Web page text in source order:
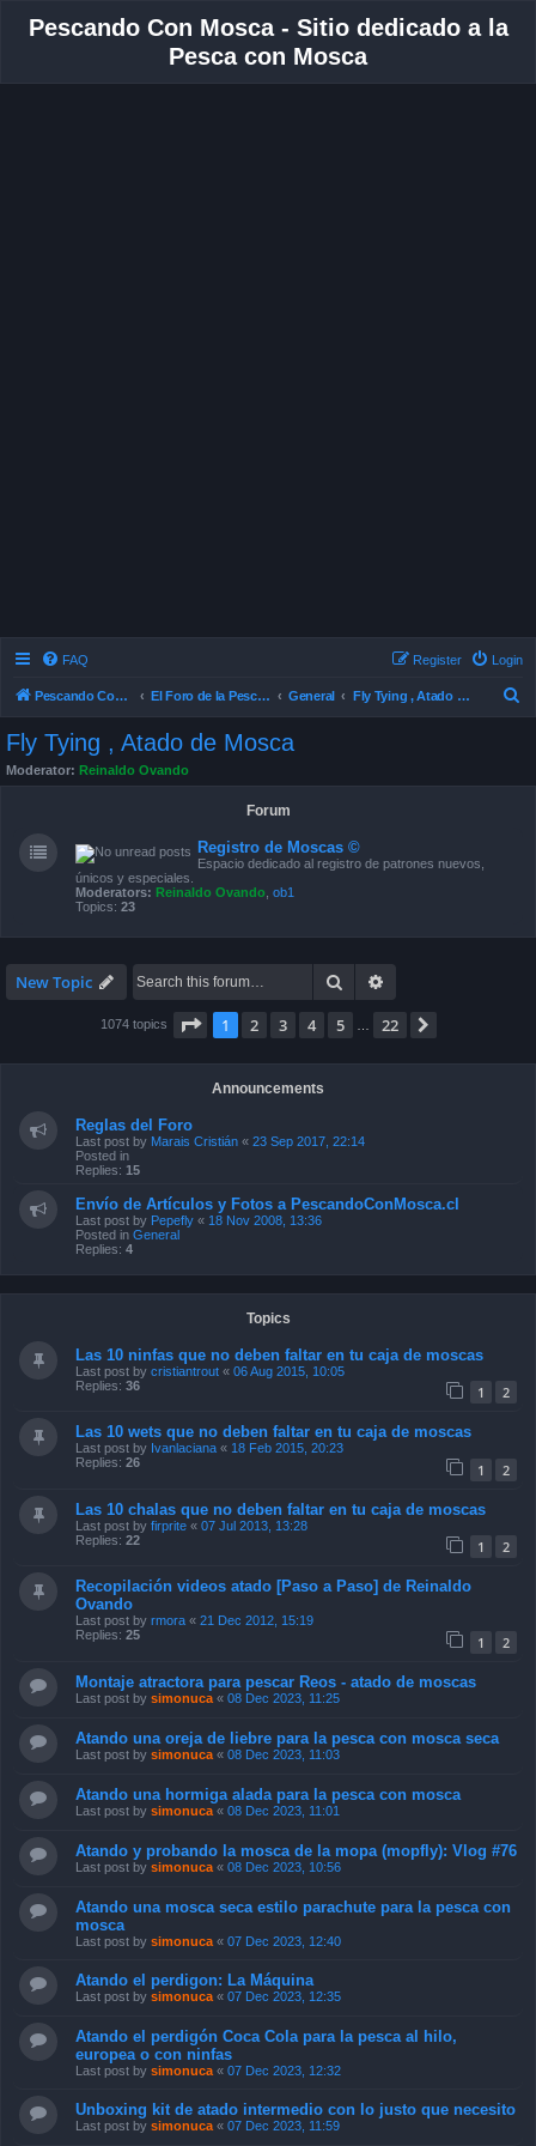
Pescando Con Mosca - Sitio dedicado a la
Pesca con Mosca
FAQ Login
Register
Pescando Con Mosca El Foro de la Pesca con Mosca en Chile General Fly Tying , Atado de Mosca
Fly Tying , Atado de Mosca
Moderator: Reinaldo Ovando
Forum
Registro de Moscas ©
Espacio dedicado al registro de patrones nuevos,
únicos y especiales.
Moderators: Reinaldo Ovando ob1
Topics: 23
New Topic Search
1074 topics Page 1of 22
1 2 3 4 5 22
Announcements
Reglas del Foro
Last post by Marais Cristián « 23 Sep 2017, 22:14
Posted in
Replies: 15
Envío de Artículos y Fotos a PescandoConMosca.cl
Last post by Pepefly « 18 Nov 2008, 13:36
Posted in General
Replies: 4
Topics
Las 10 ninfas que no deben faltar en tu caja de moscas
Last post by cristiantrout « 06 Aug 2015, 10:05
Replies: 36 1 2
Las 10 wets que no deben faltar en tu caja de moscas
Last post by Ivanlaciana « 18 Feb 2015, 20:23
Replies: 26 1 2
Las 10 chalas que no deben faltar en tu caja de moscas
Last post by firprite « 07 Jul 2013, 13:28
Replies: 22 1 2
Recopilación videos atado [Paso a Paso] de Reinaldo
Ovando
Last post by rmora « 21 Dec 2012, 15:19
Replies: 25 1 2
Montaje atractora para pescar Reos - atado de moscas
Last post by simonuca « 08 Dec 2023, 11:25
Atando una oreja de liebre para la pesca con mosca seca
Last post by simonuca « 08 Dec 2023, 11:03
Atando una hormiga alada para la pesca con mosca
Last post by simonuca « 08 Dec 2023, 11:01
Atando y probando la mosca de la mopa (mopfly): Vlog #76
Last post by simonuca « 08 Dec 2023, 10:56
Atando una mosca seca estilo parachute para la pesca con
mosca
Last post by simonuca « 07 Dec 2023, 12:40
Atando el perdigon: La Máquina
Last post by simonuca « 07 Dec 2023, 12:35
Atando el perdigón Coca Cola para la pesca al hilo,
europea o con ninfas
Last post by simonuca « 07 Dec 2023, 12:32
Unboxing kit de atado intermedio con lo justo que necesito
Last post by simonuca « 07 Dec 2023, 11:59